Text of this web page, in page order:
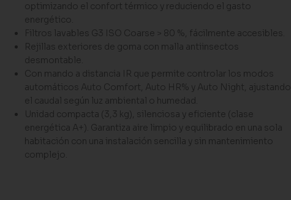
optimizando el confort térmico y reduciendo el gasto
energético.
Filtros lavables G3 ISO Coarse > 80 %, fácilmente accesibles.
Rejillas exteriores de goma con malla antiinsectos
desmontable.
Con mando a distancia IR que permite controlar los modos
automáticos Auto Comfort, Auto HR% y Auto Night, ajustando
el caudal según luz ambiental o humedad.
Unidad compacta (3,3 kg), silenciosa y eficiente (clase
energética A+). Garantiza aire limpio y equilibrado en una sola
habitación con una instalación sencilla y sin mantenimiento
complejo.